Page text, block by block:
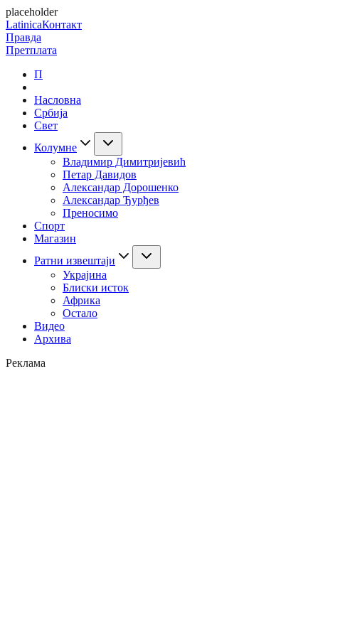
placeholder
LatinicaКонтакт
Правда
Претплата
П
Насловна
Србија
Свет
Колумне
Владимир Димитријевић
Петар Давидов
Александар Дорошенко
Александар Ђурђев
Преносимо
Спорт
Магазин
Ратни извештаји
Украјина
Блиски исток
Африка
Остало
Видео
Архива
Реклама